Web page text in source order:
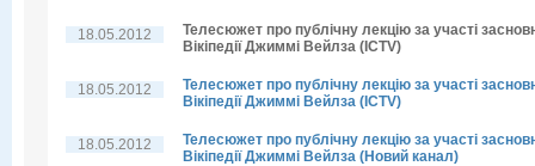
18.05.2012
Телесюжет про публічну лекцію за участі
Вікіпедії Джиммі Вейлза (ICTV)
18.05.2012
Телесюжет про публічну лекцію за участі
Вікіпедії Джиммі Вейлза (ICTV)
18.05.2012
Телесюжет про публічну лекцію за участі
Вікіпедії Джиммі Вейлза (Новий канал)